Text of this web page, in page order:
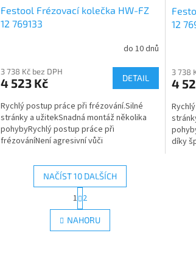
Festool Frézovací kolečka HW-FZ
12 769133
do 10 dnů
3 738 Kč bez DPH
4 523 Kč DETAIL
Rychlý postup práce při frézování.Silné
stránky a užitekSnadná montáž několika
pohybyRychlý postup práce při
frézováníNení agresivní vůči
12
3 738
4
díky
O
v
l
NAČÍST 10 DALŠÍCH
t
r
á
n
1 2
NAHORU